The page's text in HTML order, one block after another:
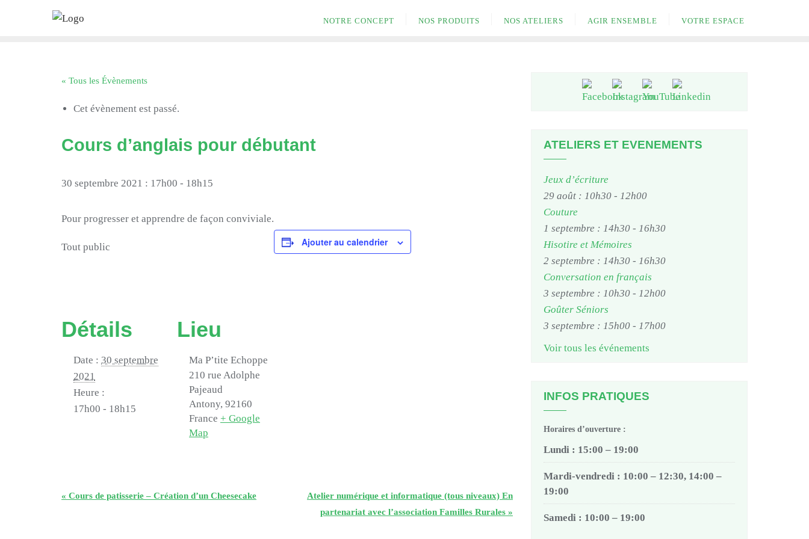
NOTRE CONCEPT NOS PRODUITS NOS ATELIERS AGIR ENSEMBLE VOTRE ESPACE
« Tous les Évènements
Cet évènement est passé.
Cours d’anglais pour débutant
30 septembre 2021 : 17h00 - 18h15
Pour progresser et apprendre de façon conviviale.
Tout public Ajouter au calendrier
Détails
Date : 30 septembre
2021
Heure :
17h00 - 18h15
Lieu
Ma P’tite Echoppe
210 rue Adolphe
Pajeaud
Antony, 92160
France + Google
Map
« Cours de patisserie – Création d’un Cheesecake
Atelier numérique et informatique (tous niveaux) En
partenariat avec l’association Familles Rurales »
ATELIERS ET EVENEMENTS
Jeux d’écriture
29 août : 10h30 - 12h00
Couture
1 septembre : 14h30 - 16h30
Hisotire et Mémoires
2 septembre : 14h30 - 16h30
Conversation en français
3 septembre : 10h30 - 12h00
Goûter Séniors
3 septembre : 15h00 - 17h00
Voir tous les événements
INFOS PRATIQUES
Horaires d’ouverture :
Lundi : 15:00 – 19:00
Mardi-vendredi : 10:00 – 12:30, 14:00 –
19:00
Samedi : 10:00 – 19:00